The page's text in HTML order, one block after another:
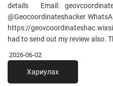
details Email:
@Geocoordinateshacker
https://
had to send out my review also.
2026-06-02
Хариулах